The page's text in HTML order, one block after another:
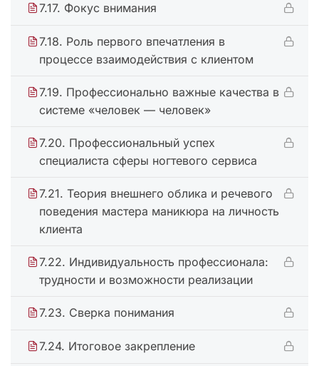
7.17. Фокус внимания
7.18. Роль первого впечатления в
процессе взаимодействия с клиентом
7.19. Профессионально важные качества в
системе «человек — человек»
7.20. Профессиональный успех
специалиста сферы ногтевого сервиса
7.21. Теория внешнего облика и речевого
поведения мастера маникюра на личность
клиента
7.22. Индивидуальность профессионала:
трудности и возможности реализации
7.23. Сверка понимания
7.24. Итоговое закрепление